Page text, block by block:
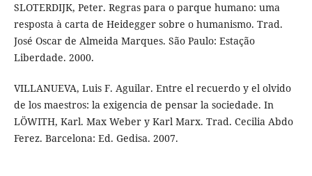
SLOTERDIJK, Peter. Regras para o parque humano: uma
resposta à carta de Heidegger sobre o humanismo. Trad.
José Oscar de Almeida Marques. São Paulo: Estação
Liberdade. 2000.
VILLANUEVA, Luis F. Aguilar. Entre el recuerdo y el olvido
de los maestros: la exigencia de pensar la sociedade. In
LÖWITH, Karl. Max Weber y Karl Marx. Trad. Cecilia Abdo
Ferez. Barcelona: Ed. Gedisa. 2007.